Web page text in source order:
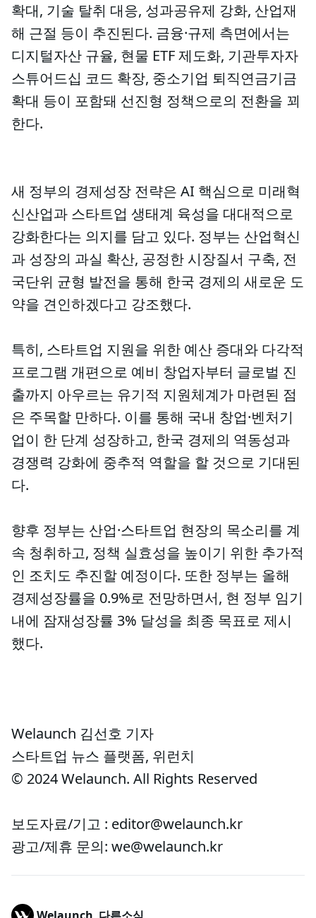
확대, 기술 탈취 대응, 성과공유제 강화, 산업재
해 근절 등이 추진된다. 금융·규제 측면에서는
디지털자산 규율, 현물 ETF 제도화, 기관투자자
스튜어드십 코드 확장, 중소기업 퇴직연금기금
확대 등이 포함돼 선진형 정책으로의 전환을 꾀
한다.
새 정부의 경제성장 전략은 AI 핵심으로 미래혁
신산업과 스타트업 생태계 육성을 대대적으로
강화한다는 의지를 담고 있다. 정부는 산업혁신
과 성장의 과실 확산, 공정한 시장질서 구축, 전
국단위 균형 발전을 통해 한국 경제의 새로운 도
약을 견인하겠다고 강조했다.
특히, 스타트업 지원을 위한 예산 증대와 다각적
프로그램 개편으로 예비 창업자부터 글로벌 진
출까지 아우르는 유기적 지원체계가 마련된 점
은 주목할 만하다. 이를 통해 국내 창업·벤처기
업이 한 단계 성장하고, 한국 경제의 역동성과
경쟁력 강화에 중추적 역할을 할 것으로 기대된
다.
향후 정부는 산업·스타트업 현장의 목소리를 계
속 청취하고, 정책 실효성을 높이기 위한 추가적
인 조치도 추진할 예정이다. 또한 정부는 올해
경제성장률을 0.9%로 전망하면서, 현 정부 임기
내에 잠재성장률 3% 달성을 최종 목표로 제시
했다.
Welaunch 김선호 기자
스타트업 뉴스 플랫폼, 위런치
© 2024 Welaunch. All Rights Reserved
보도자료/기고 : editor@welaunch.kr
광고/제휴 문의: we@welaunch.kr